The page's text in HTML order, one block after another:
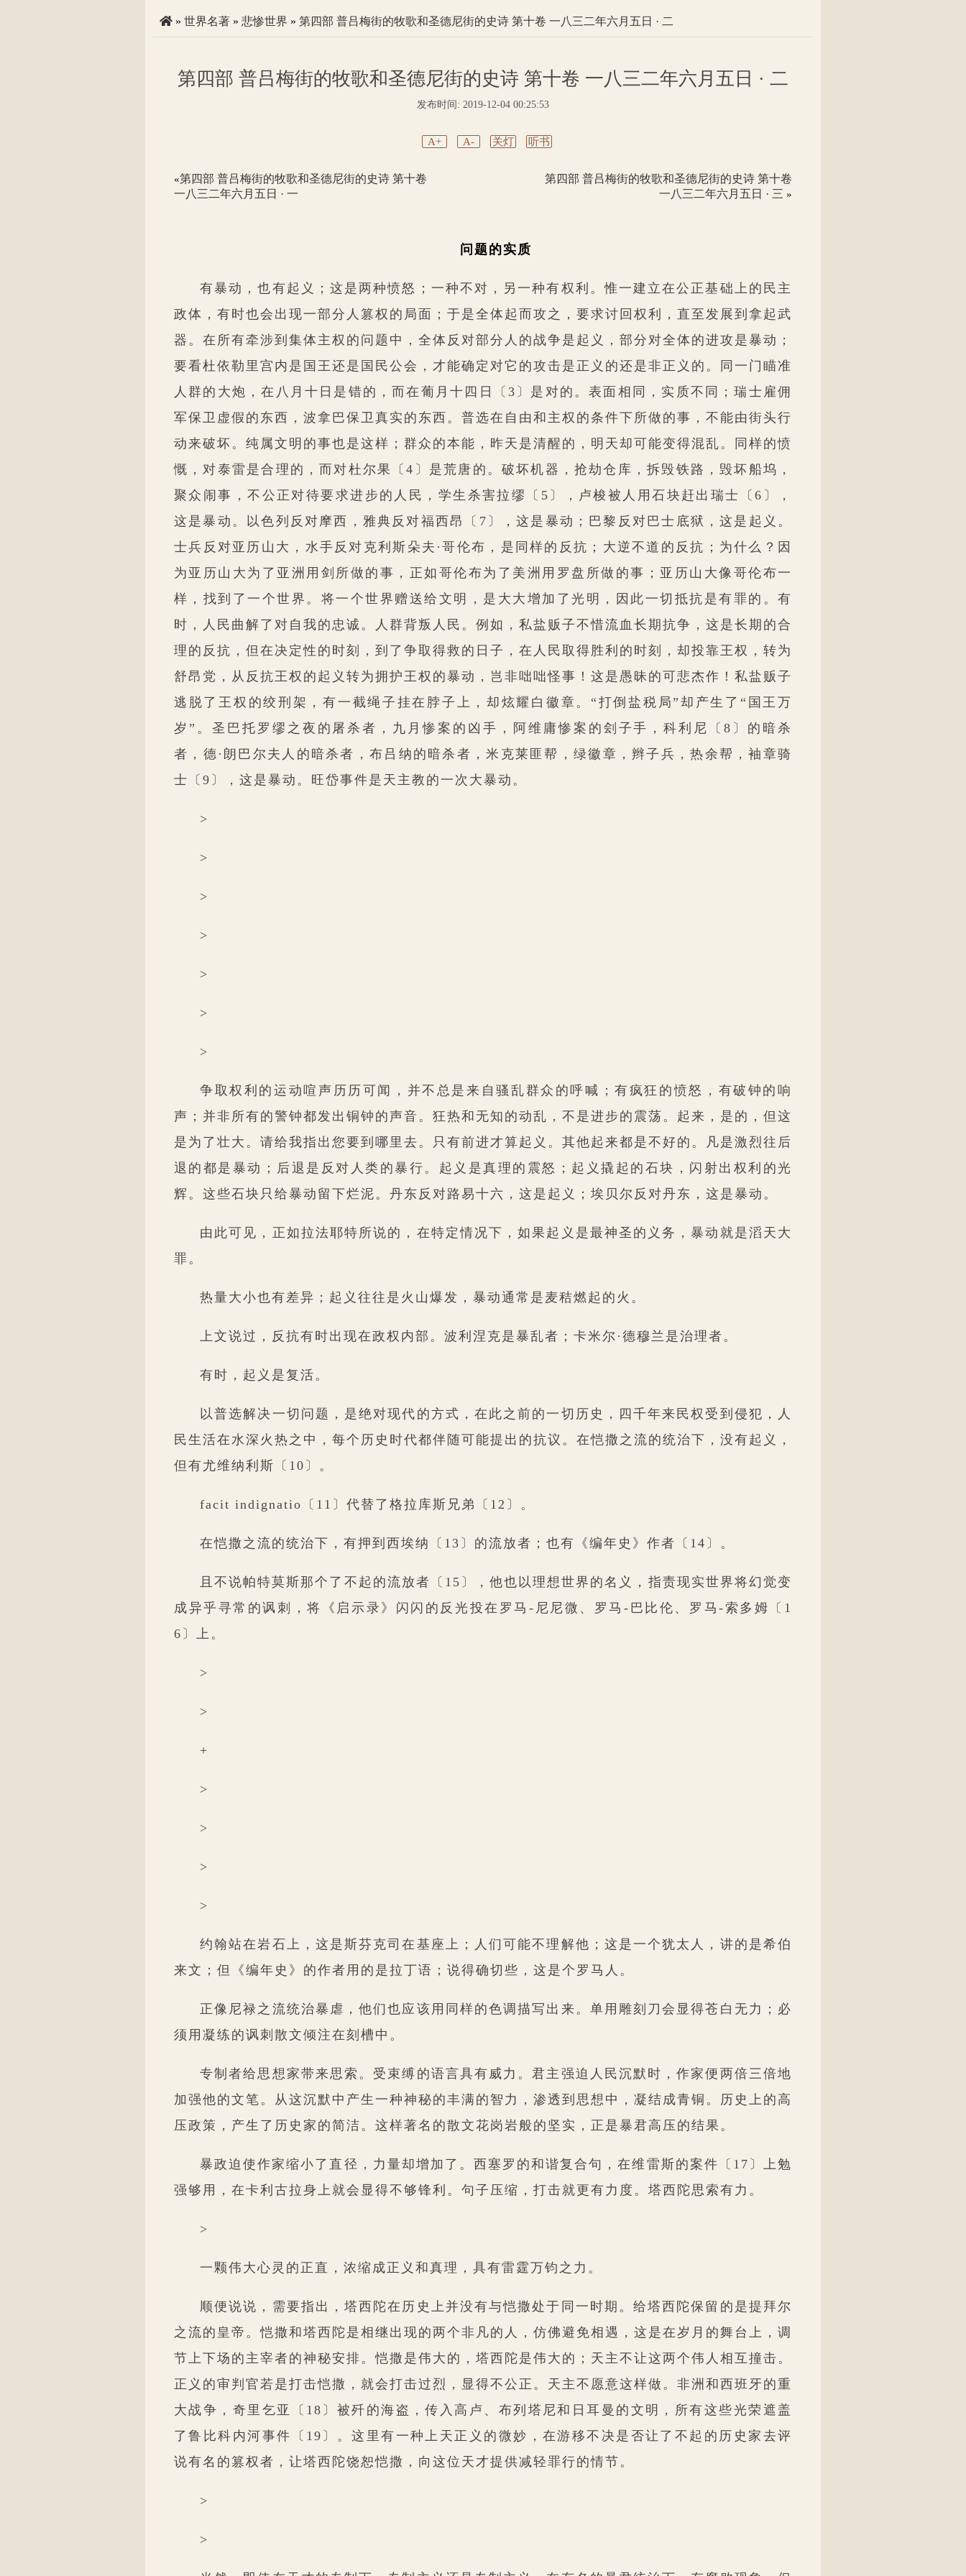
» 世界名著 » 悲惨世界 » 第四部 普吕梅街的牧歌和圣德尼街的史诗 第十卷 一八三二年六月五日 · 二
第四部 普吕梅街的牧歌和圣德尼街的史诗 第十卷 一八三二年六月五日 · 二
发布时间: 2019-12-04 00:25:53
A+ A- 关灯 听书
«第四部 普吕梅街的牧歌和圣德尼街的史诗 第十卷
一八三二年六月五日 · 一
第四部 普吕梅街的牧歌和圣德尼街的史诗 第十卷
一八三二年六月五日 · 三 »
问题的实质
有暴动，也有起义；这是两种愤怒；一种不对，另一种有权利。惟一建立在公正基础上的民主
政体，有时也会出现一部分人篡权的局面；于是全体起而攻之，要求讨回权利，直至发展到拿起武
器。在所有牵涉到集体主权的问题中，全体反对部分人的战争是起义，部分对全体的进攻是暴动；
要看杜依勒里宫内是国王还是国民公会，才能确定对它的攻击是正义的还是非正义的。同一门瞄准
人群的大炮，在八月十日是错的，而在葡月十四日〔3〕是对的。表面相同，实质不同；瑞士雇佣
军保卫虚假的东西，波拿巴保卫真实的东西。普选在自由和主权的条件下所做的事，不能由街头行
动来破坏。纯属文明的事也是这样；群众的本能，昨天是清醒的，明天却可能变得混乱。同样的愤
慨，对泰雷是合理的，而对杜尔果〔4〕是荒唐的。破坏机器，抢劫仓库，拆毁铁路，毁坏船坞，
聚众闹事，不公正对待要求进步的人民，学生杀害拉缪〔5〕，卢梭被人用石块赶出瑞士〔6〕，
这是暴动。以色列反对摩西，雅典反对福西昂〔7〕，这是暴动；巴黎反对巴士底狱，这是起义。
士兵反对亚历山大，水手反对克利斯朵夫·哥伦布，是同样的反抗；大逆不道的反抗；为什么？因
为亚历山大为了亚洲用剑所做的事，正如哥伦布为了美洲用罗盘所做的事；亚历山大像哥伦布一
样，找到了一个世界。将一个世界赠送给文明，是大大增加了光明，因此一切抵抗是有罪的。有
时，人民曲解了对自我的忠诚。人群背叛人民。例如，私盐贩子不惜流血长期抗争，这是长期的合
理的反抗，但在决定性的时刻，到了争取得救的日子，在人民取得胜利的时刻，却投靠王权，转为
舒昂党，从反抗王权的起义转为拥护王权的暴动，岂非咄咄怪事！这是愚昧的可悲杰作！私盐贩子
逃脱了王权的绞刑架，有一截绳子挂在脖子上，却炫耀白徽章。“打倒盐税局”却产生了“国王万
岁”。圣巴托罗缪之夜的屠杀者，九月惨案的凶手，阿维庸惨案的刽子手，科利尼〔8〕的暗杀
者，德·朗巴尔夫人的暗杀者，布吕纳的暗杀者，米克莱匪帮，绿徽章，辫子兵，热余帮，袖章骑
士〔9〕，这是暴动。旺岱事件是天主教的一次大暴动。
>
>
>
>
>
>
>
争取权利的运动喧声历历可闻，并不总是来自骚乱群众的呼喊；有疯狂的愤怒，有破钟的响
声；并非所有的警钟都发出铜钟的声音。狂热和无知的动乱，不是进步的震荡。起来，是的，但这
是为了壮大。请给我指出您要到哪里去。只有前进才算起义。其他起来都是不好的。凡是激烈往后
退的都是暴动；后退是反对人类的暴行。起义是真理的震怒；起义撬起的石块，闪射出权利的光
辉。这些石块只给暴动留下烂泥。丹东反对路易十六，这是起义；埃贝尔反对丹东，这是暴动。
由此可见，正如拉法耶特所说的，在特定情况下，如果起义是最神圣的义务，暴动就是滔天大
罪。
热量大小也有差异；起义往往是火山爆发，暴动通常是麦秸燃起的火。
上文说过，反抗有时出现在政权内部。波利涅克是暴乱者；卡米尔·德穆兰是治理者。
有时，起义是复活。
以普选解决一切问题，是绝对现代的方式，在此之前的一切历史，四千年来民权受到侵犯，人
民生活在水深火热之中，每个历史时代都伴随可能提出的抗议。在恺撒之流的统治下，没有起义，
但有尤维纳利斯〔10〕。
facit indignatio〔11〕代替了格拉库斯兄弟〔12〕。
在恺撒之流的统治下，有押到西埃纳〔13〕的流放者；也有《编年史》作者〔14〕。
且不说帕特莫斯那个了不起的流放者〔15〕，他也以理想世界的名义，指责现实世界将幻觉变
成异乎寻常的讽刺，将《启示录》闪闪的反光投在罗马-尼尼微、罗马-巴比伦、罗马-索多姆〔1
6〕上。
>
>
+
>
>
>
>
约翰站在岩石上，这是斯芬克司在基座上；人们可能不理解他；这是一个犹太人，讲的是希伯
来文；但《编年史》的作者用的是拉丁语；说得确切些，这是个罗马人。
正像尼禄之流统治暴虐，他们也应该用同样的色调描写出来。单用雕刻刀会显得苍白无力；必
须用凝练的讽刺散文倾注在刻槽中。
专制者给思想家带来思索。受束缚的语言具有威力。君主强迫人民沉默时，作家便两倍三倍地
加强他的文笔。从这沉默中产生一种神秘的丰满的智力，渗透到思想中，凝结成青铜。历史上的高
压政策，产生了历史家的简洁。这样著名的散文花岗岩般的坚实，正是暴君高压的结果。
暴政迫使作家缩小了直径，力量却增加了。西塞罗的和谐复合句，在维雷斯的案件〔17〕上勉
强够用，在卡利古拉身上就会显得不够锋利。句子压缩，打击就更有力度。塔西陀思索有力。
>
一颗伟大心灵的正直，浓缩成正义和真理，具有雷霆万钧之力。
顺便说说，需要指出，塔西陀在历史上并没有与恺撒处于同一时期。给塔西陀保留的是提拜尔
之流的皇帝。恺撒和塔西陀是相继出现的两个非凡的人，仿佛避免相遇，这是在岁月的舞台上，调
节上下场的主宰者的神秘安排。恺撒是伟大的，塔西陀是伟大的；天主不让这两个伟人相互撞击。
正义的审判官若是打击恺撒，就会打击过烈，显得不公正。天主不愿意这样做。非洲和西班牙的重
大战争，奇里乞亚〔18〕被歼的海盗，传入高卢、布列塔尼和日耳曼的文明，所有这些光荣遮盖
了鲁比科内河事件〔19〕。这里有一种上天正义的微妙，在游移不决是否让了不起的历史家去评
说有名的篡权者，让塔西陀饶恕恺撒，向这位天才提供减轻罪行的情节。
>
>